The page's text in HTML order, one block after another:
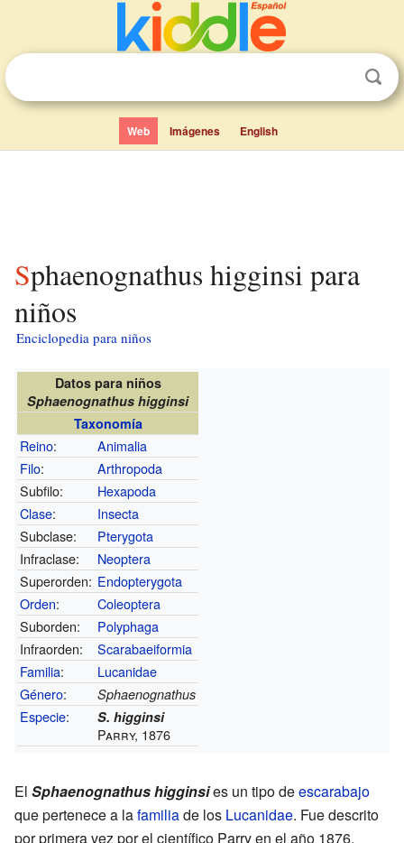
Web Imágenes English
Sphaenognathus higginsi para
niños
Enciclopedia para niños
Datos para niños
Sphaenognathus higginsi
Taxonomía
Reino:
Animalia
Filo:
Arthropoda
Subfilo:
Hexapoda
Clase:
Insecta
Subclase:
Pterygota
Infraclase:
Neoptera
Superorden: Endopterygota
Orden:
Coleoptera
Suborden:
Polyphaga
Infraorden:
Scarabaeiformia
Familia:
Lucanidae
Género: Sphaenognathus
Especie: S. higginsi
Parry, 1876
El Sphaenognathus higginsies un tipo deescarabajo
que pertenece a lafamiliade los Lucanidae. Fue descrito
por primera vez por el científico Parry en el año 1876.